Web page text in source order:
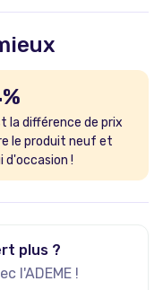
%
la différence de prix
le produit neuf et
d'occasion !
plus ?
l'ADEME !